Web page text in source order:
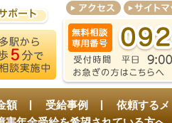
額 受給事例 依頼するメ